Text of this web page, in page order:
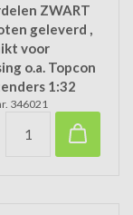
ZWART
geleverd ,
voor
o.a. Topcon
1:32
346021